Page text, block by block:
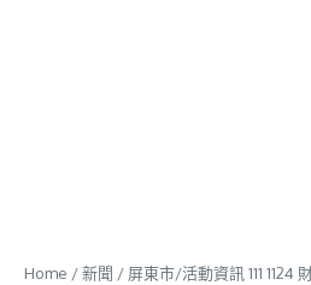
Home /新聞 / 屏東市/活動資訊 111 1124